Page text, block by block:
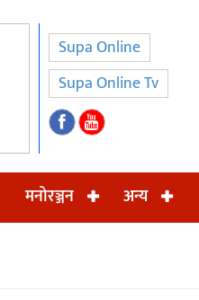
Supa Online
Supa Online Tv
मनोरञ्जन अन्य